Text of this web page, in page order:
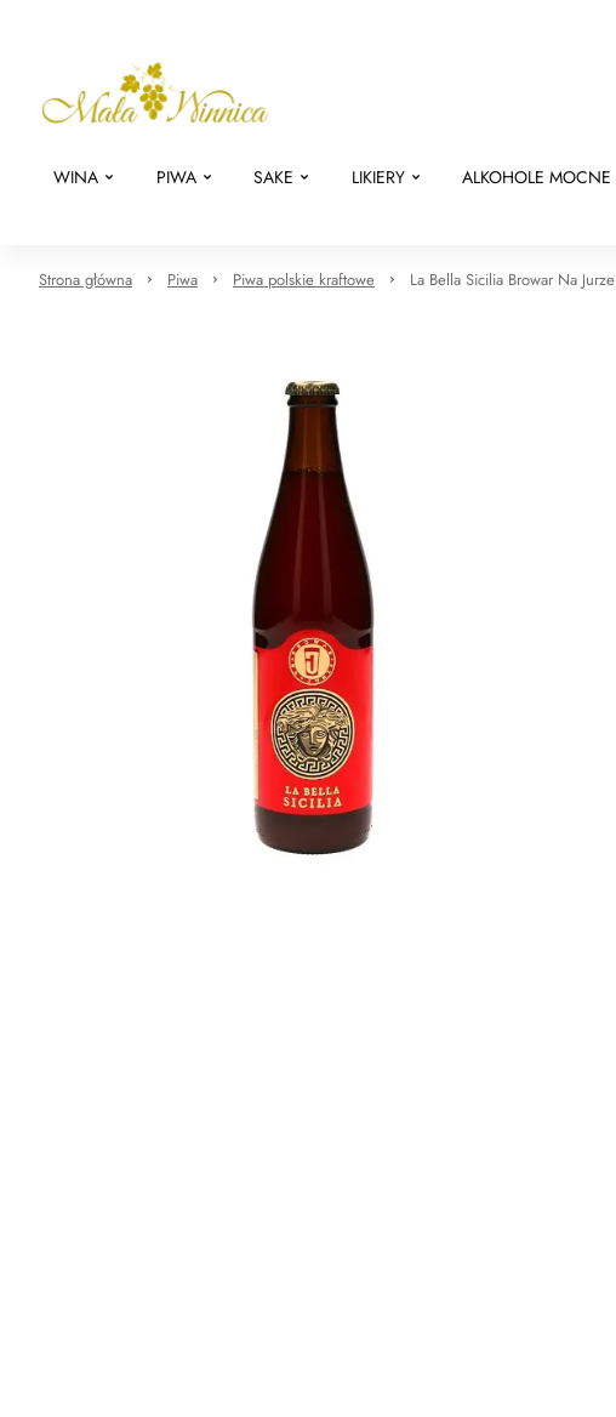
WINA PIWA SAKE LIKIERY ALKOHOLE MOCNE
Strona główna Piwa Piwa polskie kraftowe La Bella Sicilia Browar Na Jurze